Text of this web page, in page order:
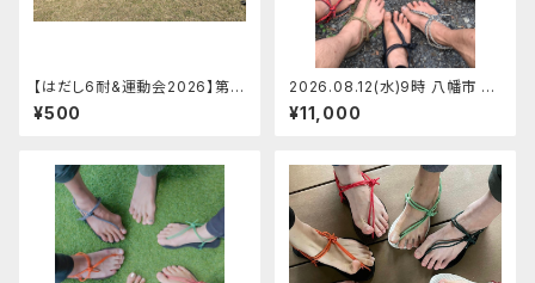
【はだし6耐&運動会2026】第5
回はだし6時間耐久・第3回はだ
し運動会 協賛【2026.09.26
¥500
2026.08.12(水)9時 八幡市 マ
ンサンダルワークショップ【定員
6】ショージ
¥11,000